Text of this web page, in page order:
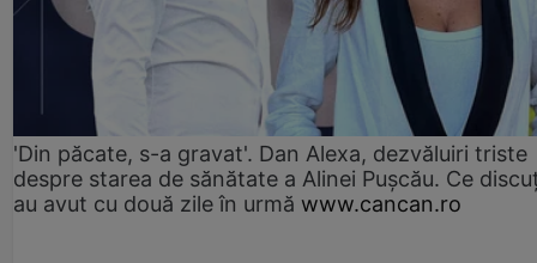
'Din păcate, s-a gravat'. Dan Alexa, dezvăluiri triste
despre starea de sănătate a Alinei Pușcău. Ce
au avut cu două zile în urmă www.cancan.ro